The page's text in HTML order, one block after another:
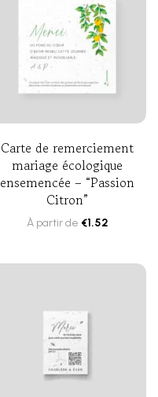
Carte de remerciement
mariage écologique
ensemencée – “Passion
Citron”
À partir de €1.52